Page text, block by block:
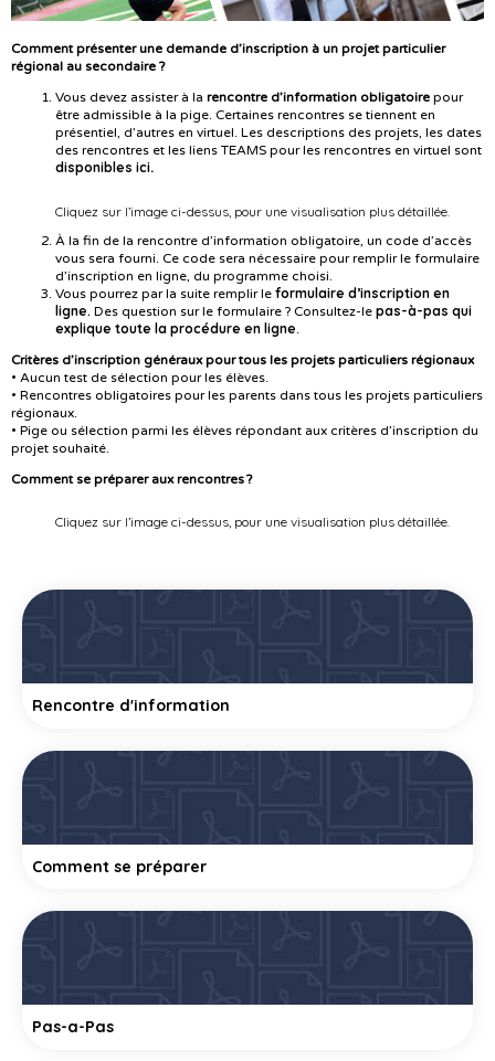
Comment présenter une demande d’inscription à un projet particulier
régional au secondaire ?
Vous devez assister à la rencontre d’information obligatoire pour
être admissible à la pige. Certaines rencontres se tiennent en
présentiel, d’autres en virtuel. Les descriptions des projets, les dates
des rencontres et les liens TEAMS pour les rencontres en virtuel sont
disponibles ici.
Cliquez sur l’image ci-dessus, pour une visualisation plus détaillée.
À la fin de la rencontre d’information obligatoire, un code d’accès
vous sera fourni. Ce code sera nécessaire pour remplir le formulaire
d’inscription en ligne, du programme choisi.
Vous pourrez par la suite remplir le formulaire d’inscription en
ligne. Des question sur le formulaire ? Consultez-le pas-à-pas qui
explique toute la procédure en ligne
Critères d’inscription généraux pour tous les projets particuliers régionaux
• Aucun test de sélection pour les élèves.
• Rencontres obligatoires pour les parents dans tous les projets particuliers
régionaux.
• Pige ou sélection parmi les élèves répondant aux critères d’inscription du
projet souhaité.
Comment se préparer aux rencontres ?
Cliquez sur l’image ci-dessus, pour une visualisation plus détaillée.
Rencontre d'information
Comment se préparer
Pas-a-Pas